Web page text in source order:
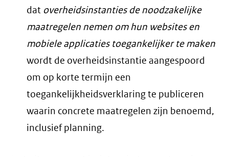
dat overheidsinstanties de noodzakelijke
maatregelen nemen om hun websites en
mobiele applicaties toegankelijker te maken
wordt de overheidsinstantie aangespoord
om op korte termijn een
toegankelijkheidsverklaring te publiceren
waarin concrete maatregelen zijn benoemd,
inclusief planning.